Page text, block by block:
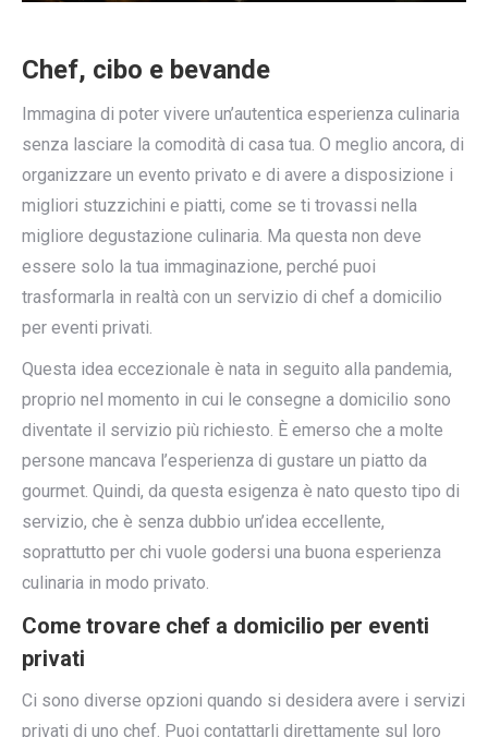
Chef, cibo e bevande
Immagina di poter vivere un’autentica esperienza culinaria
senza lasciare la comodità di casa tua. O meglio ancora, di
organizzare un evento privato e di avere a disposizione i
migliori stuzzichini e piatti, come se ti trovassi nella
migliore degustazione culinaria. Ma questa non deve
essere solo la tua immaginazione, perché puoi
trasformarla in realtà con un servizio di chef a domicilio
per eventi privati.
Questa idea eccezionale è nata in seguito alla pandemia,
proprio nel momento in cui le consegne a domicilio sono
diventate il servizio più richiesto. È emerso che a molte
persone mancava l’esperienza di gustare un piatto da
gourmet. Quindi, da questa esigenza è nato questo tipo di
servizio, che è senza dubbio un’idea eccellente,
soprattutto per chi vuole godersi una buona esperienza
culinaria in modo privato.
Come trovare chef a domicilio per eventi
privati
Ci sono diverse opzioni quando si desidera avere i servizi
privati di uno chef. Puoi contattarli direttamente sul loro